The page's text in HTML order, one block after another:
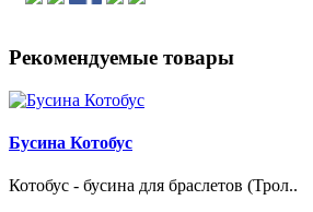
Рекомендуемые товары
Бусина Котобус
Котобус - бусина для браслетов (Трол..